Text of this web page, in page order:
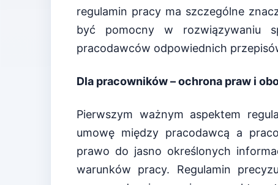
regulamin pracy ma szczególne
być pomocny w rozwiązywaniu
pracodawców odpowiednich
Dla pracowników – ochrona praw i
Pierwszym ważnym aspektem
umowę między pracodawcą a
prawo do jasno określonych
warunków pracy. Regulamin